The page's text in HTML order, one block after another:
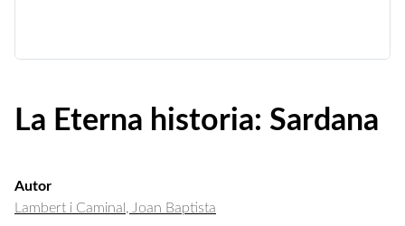
La Eterna historia: Sardana
Autor
Lambert i Caminal, Joan Baptista